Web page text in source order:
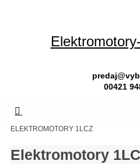
00421
HOME
ELEKTROMOTORY 1LCZ
Elektromotory